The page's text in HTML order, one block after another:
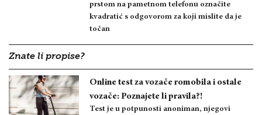
prstom na pametnom telefonu označite
kvadratić s odgovorom za koji mislite da je
točan
Znate li propise?
Online test za vozače romobila i ostale
vozače: Poznajete li pravila?!
Test je u potpunosti anoniman, njegovi